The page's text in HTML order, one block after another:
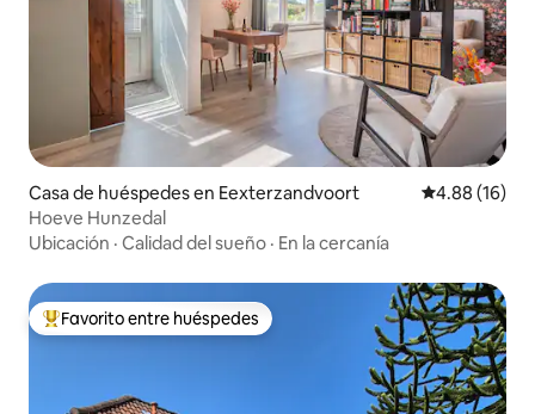
Casa de huéspedes en Eexterzandvoort Calificación
4.88 (16)
Hoeve Hunzedal
Ubicación · Calidad del sueño · En la cercanía
Favorito entre huéspedes preferido
Favorito entre huéspedes